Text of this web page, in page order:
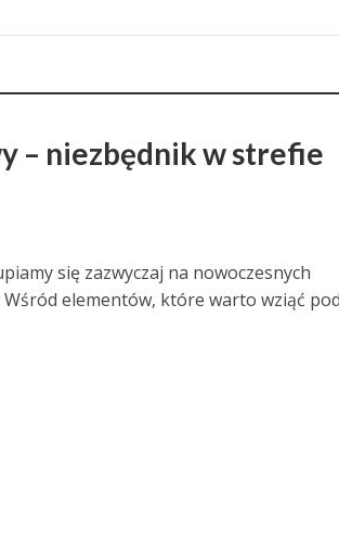
– niezbędnik w strefie
się zazwyczaj na nowoczesnych
elementów, które warto wziąć pod